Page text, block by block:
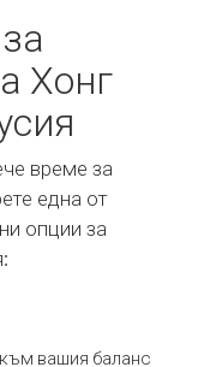
Хонг
време за
една от
опции за
вашия баланс